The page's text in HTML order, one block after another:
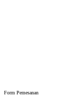
Form Pemesanan